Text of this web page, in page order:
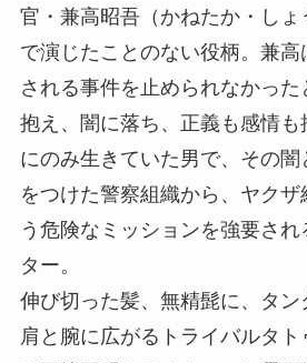
官・兼高昭吾（かねたか・しょ
で演じたことのない役柄。兼
される事件を止められなかっ
抱え、闇に落ち、正義も感情も
にのみ生きていた男で、その闇
をつけた警察組織から、ヤク
う危険なミッションを強要され
ター。
伸び切った髪、無精髭に、タン
肩と腕に広がるトライバルタ